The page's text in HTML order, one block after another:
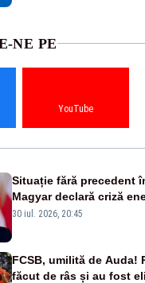
NE PE
YouTube
Situație fără precedent
Magyar declară criză
oprirea centralei de la
30 iul. 2026, 20:45
FCSB, umilită de Auda!
făcut de râs și au fost